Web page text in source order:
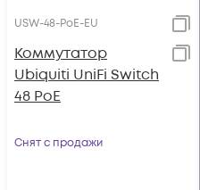
USW-48-PoE-EU
Коммутатор
Ubiquiti UniFi Switch
48 PoE
Снят с продажи